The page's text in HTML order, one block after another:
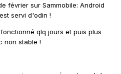
février sur Sammobile: Android
servi d'odin !
qlq jours et puis plus
non stable !